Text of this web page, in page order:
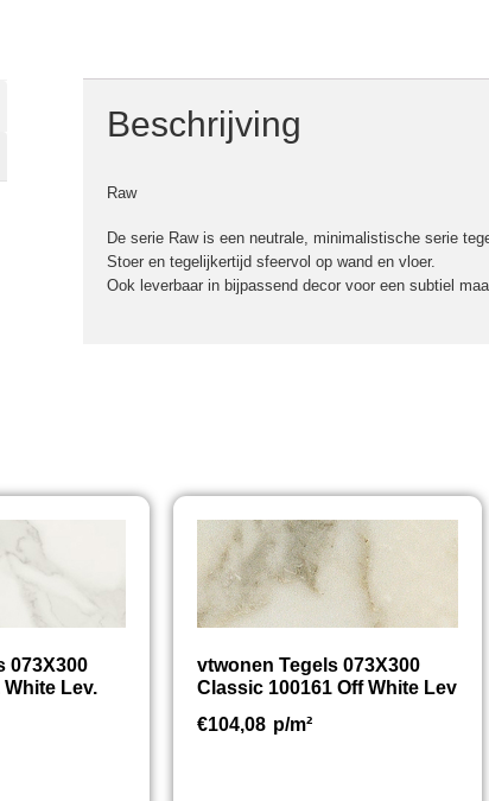
Beschrijving
Raw
De serie Raw is een neutrale, minimalistische serie
Stoer en tegelijkertijd sfeervol op wand en vloer.
Ook leverbaar in bijpassend decor voor een subtiel
073X300
Lev.
vtwonen Tegels 073X300
Classic 100161 Off White Lev
€104,08 p/m²